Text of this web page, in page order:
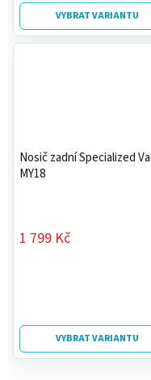
VYBRAT VARIANTU
Nosič zadní Specialized
MY18
1 799 Kč
VYBRAT VARIANTU